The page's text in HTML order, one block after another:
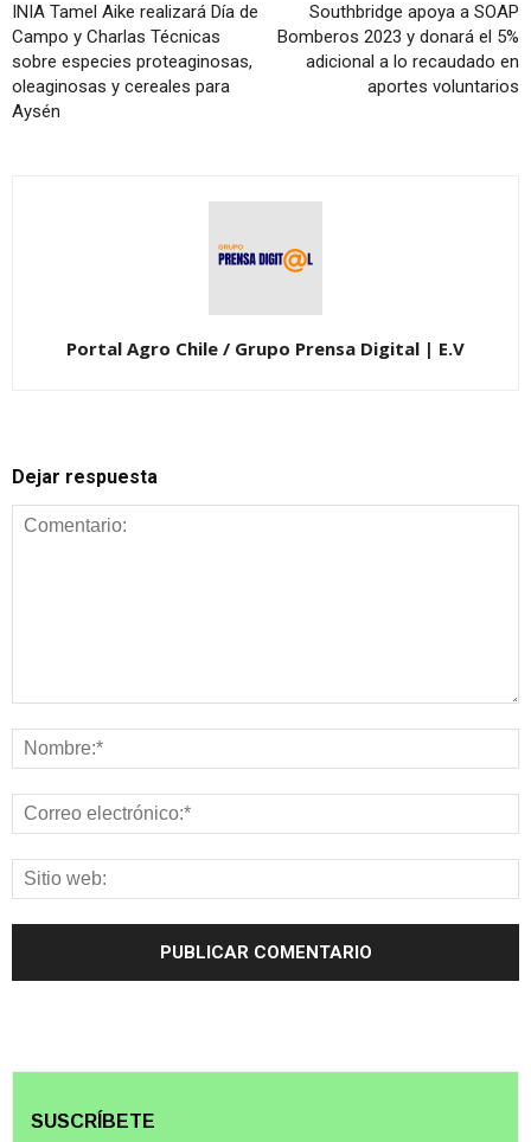
INIA Tamel Aike realizará Día de
Campo y Charlas Técnicas
sobre especies proteaginosas,
oleaginosas y cereales para
Aysén
Southbridge apoya a SOAP
Bomberos 2023 y donará el 5%
adicional a lo recaudado en
aportes voluntarios
Portal Agro Chile / Grupo Prensa Digital | E.V
Dejar respuesta
SUSCRÍBETE